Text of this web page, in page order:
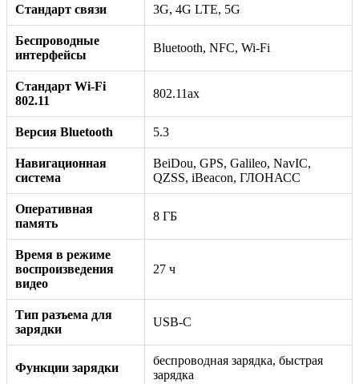
Стандарт связи 3G, 4G LTE, 5G
Беспроводные
интерфейсы
Bluetooth, NFC, Wi-Fi
Стандарт Wi-Fi
802.11
802.11ax
Версия Bluetooth 5.3
Навигационная
система
BeiDou, GPS, Galileo, NavIC,
QZSS, iBeacon, ГЛОНАСС
Оперативная
память
8 ГБ
Время в режиме
воспроизведения
видео
27 ч
Тип разъема для
зарядки
USB-C
Функции зарядки
беспроводная зарядка, быстрая
зарядка